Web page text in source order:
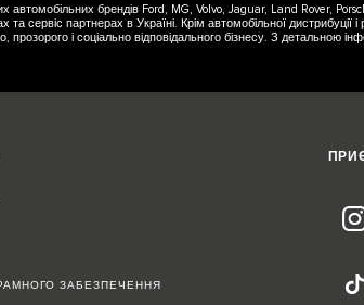
автомобільних брендів Ford, MG, Volvo, Jaguar, Land Rover,
партнерах в Україні. Крім автомобільної дистрибуції і
і соціально відповідального бізнесу. З детальною
ЗАБЕЗПЕЧЕННЯ